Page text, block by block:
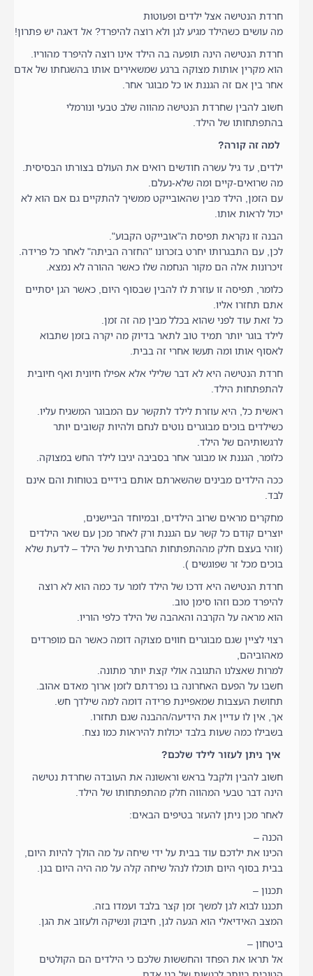
חרדת הנטישה אצל ילדים ופעוטות
מה עושים כשהילד מגיע לגן ולא רוצה להיפרד? אל דאגה יש פתרון!
חרדת הנטישה הינה תופעה בה הילד אינו רוצה להיפרד מהוריו.
הוא מקרין אותות מצוקה ברגע שמשאירים אותו בהשגחתו של אדם
אחר בין אם זה הגננת או כל מבוגר אחר.
חשוב להבין שחרדת הנטישה מהווה שלב טבעי ונורמלי
בהתפתחותו של הילד.
למה זה קורה?
ילדים, עד גיל עשרה חודשים רואים את העולם בצורתו הבסיסית.
מה שרואים-קיים ומה שלא-נעלם.
עם הזמן, הילד מבין שהאובייקט ממשיך להתקיים גם אם הוא לא
יכול לראות אותו.
הבנה זו נקראת תפיסת ה"אובייקט הקבוע".
לכן, עם התבגרותו יחרט בזכרונו "החזרה הביתה" לאחר כל פרידה.
זיכרונות אלה הם מקור הנחמה שלו כאשר ההורה לא נמצא.
כלומר, תפיסה זו עוזרת לו להבין שבסוף היום, כאשר הגן יסתיים
אתם תחזרו אליו.
כל זאת עוד לפני שהוא בכלל מבין מה זה זמן.
לילד בוגר יותר תמיד טוב לתאר בדיוק מה יקרה בזמן שתבוא
לאסוף אותו ומה תעשו אחרי זה בבית.
חרדת הנטישה היא לא דבר שלילי אלא אפילו חיונית ואף חיובית
להתפתחות הילד.
ראשית כל, היא עוזרת לילד לתקשר עם המבוגר המשגיח עליו.
כשילדים בוכים מבוגרים נוטים לנחם ולהיות קשובים יותר
לרגשותיהם של הילד.
כלומר, הגננת או מבוגר אחר בסביבה יגיבו לילד החש במצוקה.
ככה הילדים מבינים שהשארתם אותם בידיים בטוחות והם אינם
לבד.
מחקרים מראים שרוב הילדים, ובמיוחד הביישנים,
יוצרים קודם כל קשר עם הגננת ורק לאחר מכן עם שאר הילדים
(זוהי בעצם חלק מההתפתחות החברתית של הילד – לדעת שלא
בוכים מכל זר שפוגשים ).
חרדת הנטישה היא דרכו של הילד לומר עד כמה הוא לא רוצה
להיפרד מכם וזהו סימן טוב.
הוא מראה על הקרבה והאהבה של הילד כלפי הוריו.
רצוי לציין שגם מבוגרים חווים מצוקה דומה כאשר הם מופרדים
מאהוביהם,
למרות שאצלנו התגובה אולי קצת יותר מתונה.
חשבו על הפעם האחרונה בו נפרדתם לזמן ארוך מאדם אהוב.
תחושת העצבות שמאפיינת פרידה דומה למה שילדך חש.
אך, אין לו עדיין את הידיעה/ההבנה שגם תחזרו.
בשבילו כמה שעות בלבד יכולות להיראות כמו נצח.
איך ניתן לעזור לילד שלכם?
חשוב להבין ולקבל בראש וראשונה את העובדה שחרדת נטישה
הינה דבר טבעי המהווה חלק מהתפתחותו של הילד.
לאחר מכן ניתן להעזר בטיפים הבאים:
הכנה –
הכינו את ילדכם עוד בבית על ידי שיחה על מה הולך להיות היום,
בבית בסוף היום תוכלו לנהל שיחה קלה על מה היה היום בגן.
תכנון –
תכננו לבוא לגן למשך זמן קצר בלבד ועמדו בזה.
המצב האידיאלי הוא הגעה לגן, חיבוק ונשיקה ולעזוב את הגן.
ביטחון –
אל תראו את הפחד והחששות שלכם כי הילדים הם הקולטים